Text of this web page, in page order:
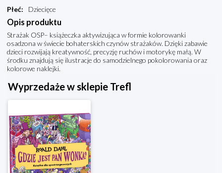
Płeć: Dziecięce
Opis produktu
Strażak OSP– książeczka aktywizująca w formie kolorowanki
osadzona w świecie bohaterskich czynów strażaków. Dzięki zabawie
dzieci rozwijają kreatywność, precyzję ruchów i motorykę małą. W
środku znajdują się ilustracje do samodzielnego pokolorowania oraz
kolorowe naklejki.
Wyprzedaże w sklepie Trefl